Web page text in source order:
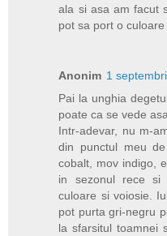
ala si asa am facut
pot sa port o culoare
Anonim 1
Pai la unghia
poate ca se vede
Intr-adevar, nu m-
din punctul meu
cobalt, mov indigo,
in sezonul rece si
culoare si voiosie.
pot purta gri-negru
la sfarsitul toamnei